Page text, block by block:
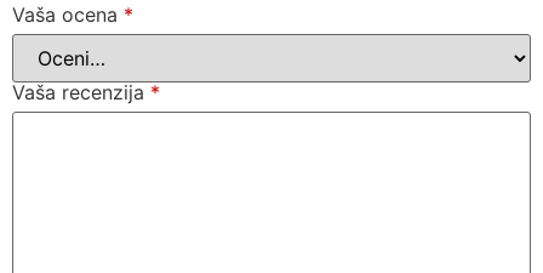
Vaša ocena *
Vaša recenzija *